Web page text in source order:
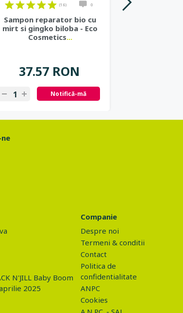
(16) 0
Sampon reparator bio cu
mirt si gingko biloba - Eco
Cosmetics...
37.57 RON
Notifică-mă
ne
N'JILL Baby Boom
2025
Companie
Despre noi
Termeni & conditii
Contact
Politica de
confidentialitate
ANPC
Cookies